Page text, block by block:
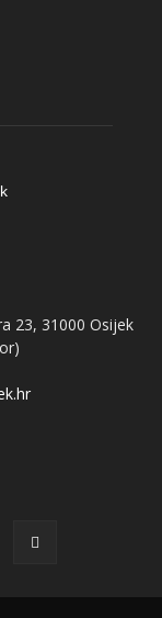
23, 31000 Osijek